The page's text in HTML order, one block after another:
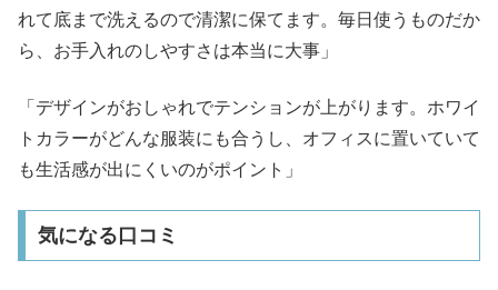
れて底まで洗えるので清潔に保てます。毎日使うものだか
ら、お手入れのしやすさは本当に大事」
「デザインがおしゃれでテンションが上がります。ホワイ
トカラーがどんな服装にも合うし、オフィスに置いていて
も生活感が出にくいのがポイント」
気になる口コミ